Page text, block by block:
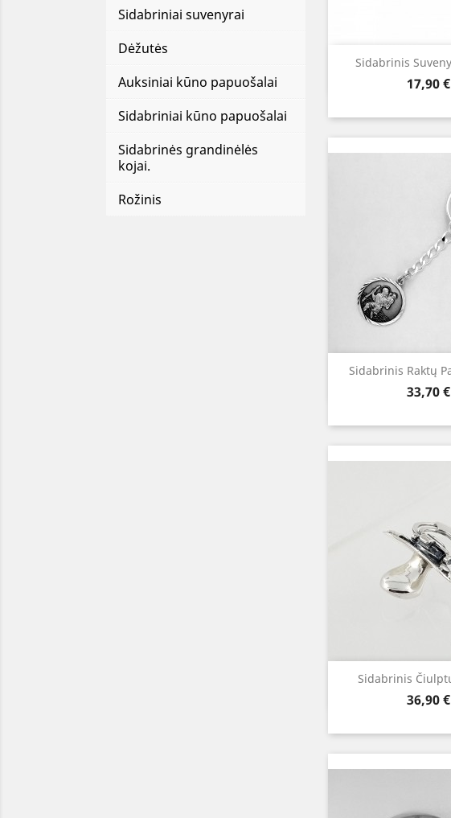
Sidabriniai suvenyrai
Dėžutės
Auksiniai kūno papuošalai
Sidabriniai kūno papuošalai
Sidabrinės grandinėlės
kojai.
Rožinis
Sidabrinis
Kaina
17,90 €
Greita
Sidabrinis Raktų
Kaina
33,70 €
Greita
Sidabrinis
Kaina
36,90 €
Greita